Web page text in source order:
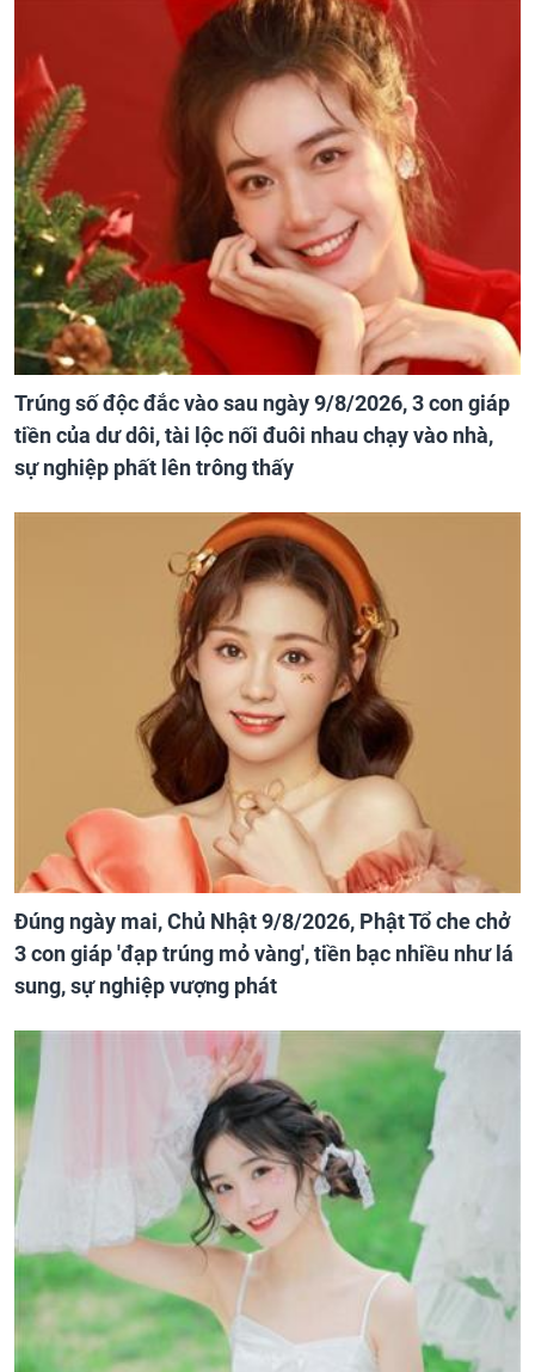
Trúng số độc đắc vào sau ngày 9/8/2026, 3 con giáp
tiền của dư dôi, tài lộc nối đuôi nhau chạy vào nhà,
sự nghiệp phất lên trông thấy
Đúng ngày mai, Chủ Nhật 9/8/2026, Phật Tổ che chở
3 con giáp 'đạp trúng mỏ vàng', tiền bạc nhiều như lá
sung, sự nghiệp vượng phát